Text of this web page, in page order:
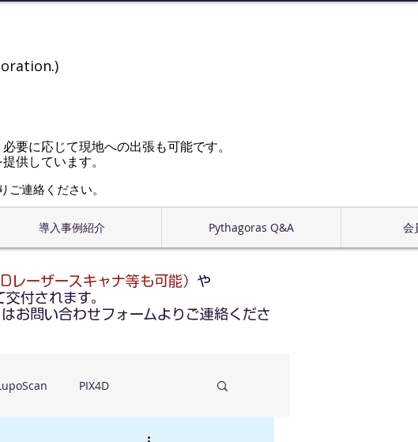
要に応じて現地への出張も可能です。
供しています。
ご連絡ください。
導入事例紹介 Pythagoras Q&A 会
レーザースキャナ等も可能） や
付されます。
お問い合わせフォームよりご連絡くださ
PIX4D